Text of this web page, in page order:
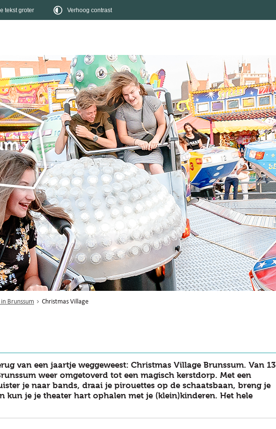
tekst groter Verhoog contrast
Brunssum Christmas Village
van een jaartje weggeweest: Christmas Village Brunssum. Van 13
weer omgetoverd tot een magisch kerstdorp. Met een
je naar bands, draai je pirouettes op de schaatsbaan, breng je
kun je je theater hart ophalen met je (klein)kinderen. Het hele